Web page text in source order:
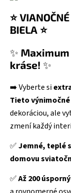
⭐
BIELA ⭐
✨
kráse! ✨
➡️ Vyberte si
Tieto
dekoráciou, ale
zmení každý
✅Jemné, teplé
domovu
✅Až 200